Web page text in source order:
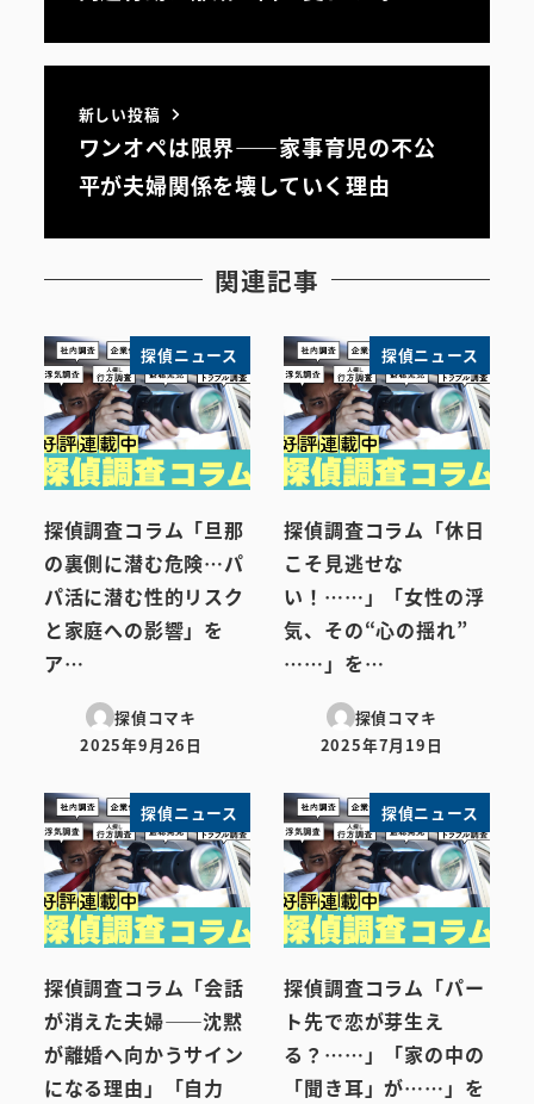
新しい投稿
ワンオペは限界――家事育児の不公
平が夫婦関係を壊していく理由
関連記事
探偵ニュース
探偵調査コラム「旦那
の裏側に潜む危険…パ
パ活に潜む性的リスク
と家庭への影響」を
ア…
探偵コマキ
投稿日
2025年9月26日
探偵ニュース
探偵調査コラム「休日
こそ見逃せな
い！……」「女性の浮
気、その“心の揺れ”
……」を…
探偵コマキ
投稿日
2025年7月19日
探偵ニュース
探偵調査コラム「会話
が消えた夫婦――沈黙
が離婚へ向かうサイン
になる理由」「自力
探偵ニュース
探偵調査コラム「パー
ト先で恋が芽生え
る？……」「家の中の
「聞き耳」が……」を